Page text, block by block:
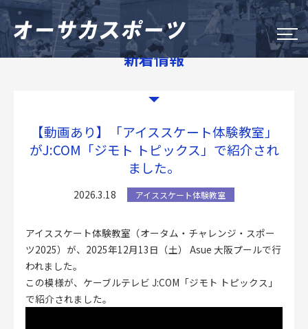
大阪市のスポーツイベント
Do Sports Fes Osaka
OSAKA シティウオーク
オータム・チャレンジ・スポーツ
新着情報
オーサカスポーツについて
新着情報
【動画あり】「アイススケート体験教室」
がJ:COM「ジモト トピックス」で紹介され
ました。
2026.3.18 アイススケート体験教室
アイススケート体験教室（オータム・チャレンジ・スポー
ツ2025）が、2025年12月13日（土） Asue 大阪プールで行
われました。
この模様が、ケーブルテレビ J:COM「ジモト トピックス」
で紹介されました。